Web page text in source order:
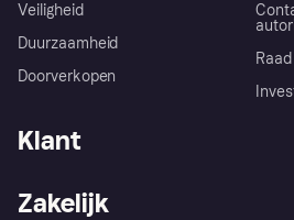
Veiligheid
Duurzaamheid
Doorverkopen
Klant
Zakelijk